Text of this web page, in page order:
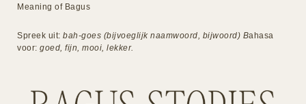
Meaning of Bagus
Spreek uit: bah-goes (bijvoeglijk naamwoord, bijwoord) Bahasa
voor: goed, fijn, mooi, lekker.